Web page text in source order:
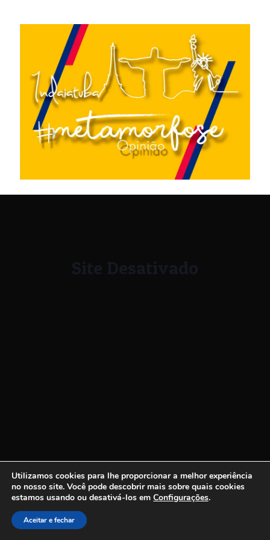
Site Desativado
Utilizamos cookies para lhe proporcionar a melhor experiência
no nosso site. Você pode descobrir mais sobre quais cookies
estamos usando ou desativá-los em Configurações.
Aceitar e fechar